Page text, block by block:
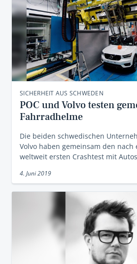
SICHERHEIT AUS SCHWEDEN
POC und Volvo testen
Fahrradhelme
Die beiden schwedischen
Volvo haben gemeinsam den nach
weltweit ersten Crashtest mit
4. Juni 2019